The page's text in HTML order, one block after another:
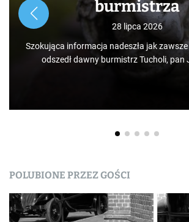
Rozpoczynamy nowy cykl opowieści
jak i mieszkańców, którzy niekoniecznie
po świecie. Mamy niezwykłe
Tucholskich i korzystać i to w dodatku za
daje nam natura.
POLUBIONE PRZEZ GOŚCI